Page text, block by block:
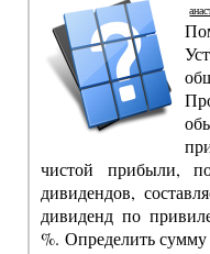
чистой прибыли,
дивидендов,
дивиденд по
%. Определить